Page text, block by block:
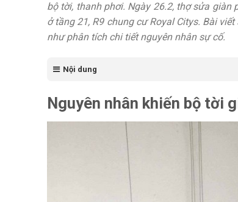
bộ tời, thanh phơi. Ngày 26.2, thợ sửa
ở tầng 21, R9 chung cư Royal Citys. Bài
như phân tích chi tiết nguyên nhân sự cố.
Nội dung
Nguyên nhân khiến bộ tời